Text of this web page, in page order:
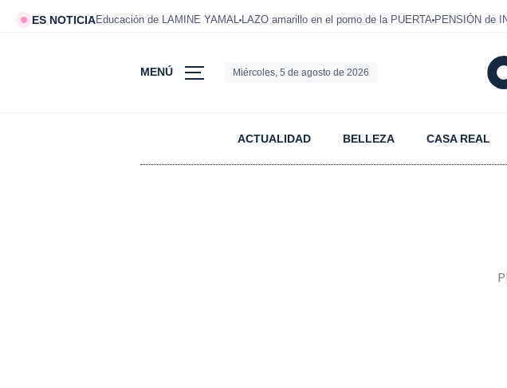
ES NOTICIAEducación de LAMINE YAMAL LAZO amarillo en el pomo de la PUERTA PENSIÓN de
MENÚ Miércoles, 5 de agosto de 2026
ACTUALIDAD BELLEZA CASA REAL